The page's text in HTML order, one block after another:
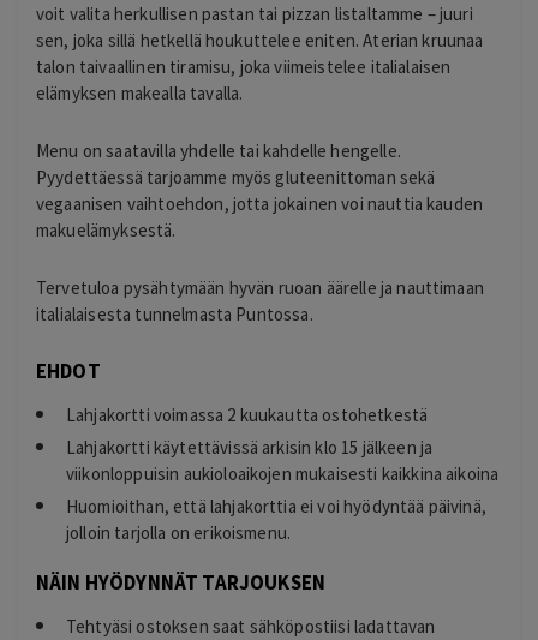
voit valita herkullisen pastan tai pizzan listaltamme – juuri
sen, joka sillä hetkellä houkuttelee eniten. Aterian kruunaa
talon taivaallinen tiramisu, joka viimeistelee italialaisen
elämyksen makealla tavalla.
Menu on saatavilla yhdelle tai kahdelle hengelle.
Pyydettäessä tarjoamme myös gluteenittoman sekä
vegaanisen vaihtoehdon, jotta jokainen voi nauttia kauden
makuelämyksestä.
Tervetuloa pysähtymään hyvän ruoan äärelle ja nauttimaan
italialaisesta tunnelmasta Puntossa.
EHDOT
Lahjakortti voimassa 2 kuukautta ostohetkestä
Lahjakortti käytettävissä arkisin klo 15 jälkeen ja
viikonloppuisin aukioloaikojen mukaisesti kaikkina aikoina
Huomioithan, että lahjakorttia ei voi hyödyntää päivinä,
jolloin tarjolla on erikoismenu.
NÄIN HYÖDYNNÄT TARJOUKSEN
Tehtyäsi ostoksen saat sähköpostiisi ladattavan